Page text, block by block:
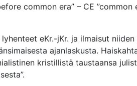
common era” – CE
eKr.-jKr. ja ilmaisut
ajanlaskusta.
kristillistä taustaansa